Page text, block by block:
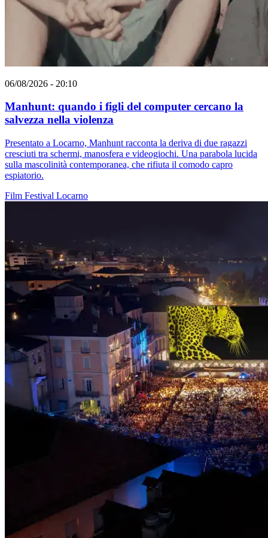
06/08/2026 - 20:10
Manhunt: quando i figli del computer cercano la
salvezza nella violenza
Presentato a Locarno, Manhunt racconta la deriva di due ragazzi
cresciuti tra schermi, manosfera e videogiochi. Una parabola lucida
sulla mascolinità contemporanea, che rifiuta il comodo capro
espiatorio.
Film Festival Locarno